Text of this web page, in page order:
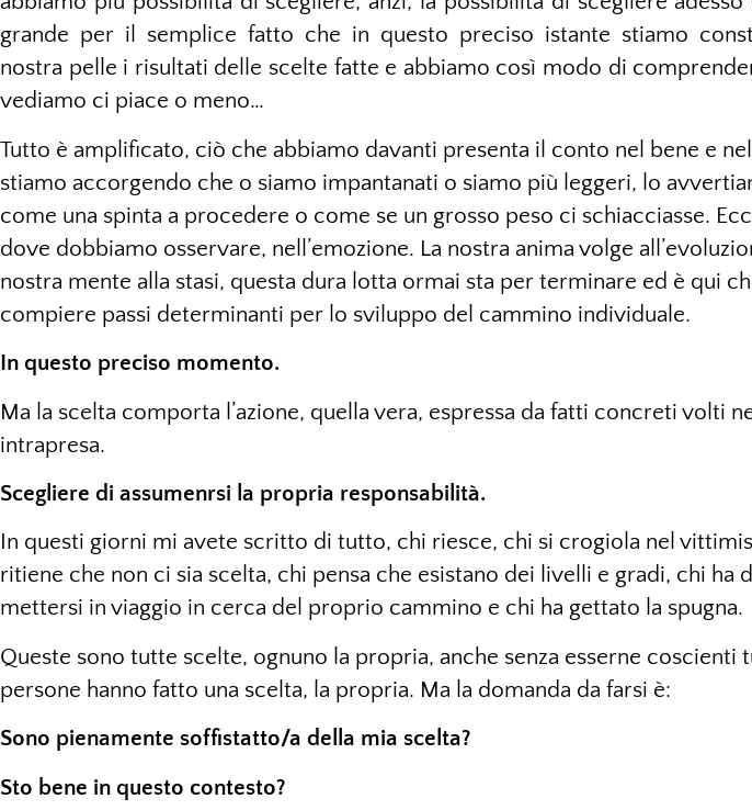
grande per il semplice fatto che in questo preciso istante stiamo
nostra pelle i risultati delle scelte fatte e abbiamo così modo di
vediamo ci piace o meno…
Tutto è amplificato, ciò che abbiamo davanti presenta il conto nel bene e
stiamo accorgendo che o siamo impantanati o siamo più leggeri, lo
come una spinta a procedere o come se un grosso peso ci schiacciasse.
dove dobbiamo osservare, nell’emozione. La nostra anima volge
nostra mente alla stasi, questa dura lotta ormai sta per terminare ed è qui
compiere passi determinanti per lo sviluppo del cammino individuale.
In questo preciso momento.
Ma la scelta comporta l’azione, quella vera, espressa da fatti concreti volti
intrapresa.
Scegliere di assumenrsi la propria responsabilità.
In questi giorni mi avete scritto di tutto, chi riesce, chi si crogiola nel
ritiene che non ci sia scelta, chi pensa che esistano dei livelli e gradi, chi ha
mettersi in viaggio in cerca del proprio cammino e chi ha gettato la spugna.
Queste sono tutte scelte, ognuno la propria, anche senza esserne coscienti
persone hanno fatto una scelta, la propria. Ma la domanda da farsi è:
Sono pienamente soffistatto/a della mia scelta?
Sto bene in questo contesto?